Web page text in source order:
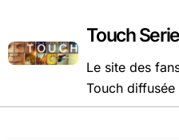
contenu
Touch
Le site des
Touch diffusée